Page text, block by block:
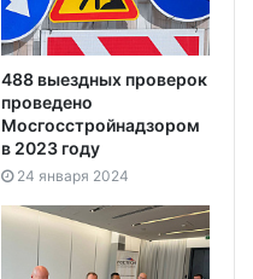
488 выездных проверок
проведено
Мосгосстройнадзором
в 2023 году
24 января 2024